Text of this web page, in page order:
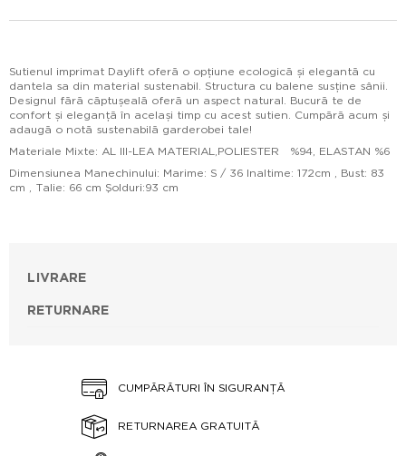
Sutienul imprimat Daylift oferă o opțiune ecologică și elegantă cu
dantela sa din material sustenabil. Structura cu balene susține sânii.
Designul fără căptușeală oferă un aspect natural. Bucură te de
confort și eleganță în același timp cu acest sutien. Cumpără acum și
adaugă o notă sustenabilă garderobei tale!
Materiale Mixte: AL III-LEA MATERIAL,POLIESTER %94, ELASTAN %6
Dimensiunea Manechinului: Marime: S / 36 Inaltime: 172cm , Bust: 83
cm , Talie: 66 cm Şolduri:93 cm
LIVRARE
RETURNARE
CUMPĂRĂTURI ÎN SIGURANȚĂ
RETURNAREA GRATUITĂ